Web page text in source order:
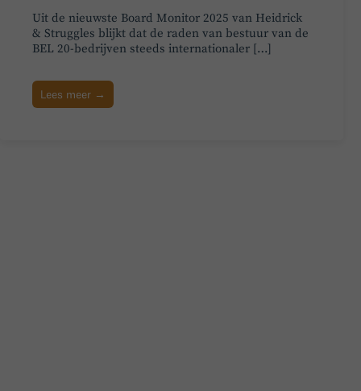
Uit de nieuwste Board Monitor 2025 van Heidrick
& Struggles blijkt dat de raden van bestuur van de
BEL 20-bedrijven steeds internationaler […]
Lees meer →